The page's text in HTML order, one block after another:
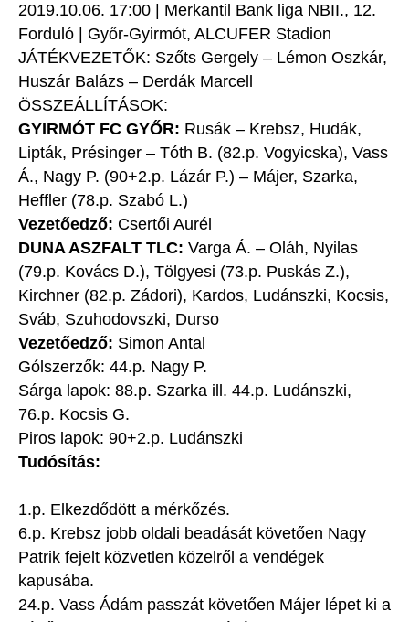
2019.10.06. 17:00 | Merkantil Bank liga NBII., 12.
Forduló | Győr-Gyirmót, ALCUFER Stadion
JÁTÉKVEZETŐK: Szőts Gergely – Lémon Oszkár,
Huszár Balázs – Derdák Marcell
ÖSSZEÁLLÍTÁSOK:
GYIRMÓT FC GYŐR: Rusák – Krebsz, Hudák,
Lipták, Présinger – Tóth B. (82.p. Vogyicska), Vass
Á., Nagy P. (90+2.p. Lázár P.) – Májer, Szarka,
Heffler (78.p. Szabó L.)
Vezetőedző: Csertői Aurél
DUNA ASZFALT TLC: Varga Á. – Oláh, Nyilas
(79.p. Kovács D.), Tölgyesi (73.p. Puskás Z.),
Kirchner (82.p. Zádori), Kardos, Ludánszki, Kocsis,
Sváb, Szuhodovszki, Durso
Vezetőedző: Simon Antal
Gólszerzők: 44.p. Nagy P.
Sárga lapok: 88.p. Szarka ill. 44.p. Ludánszki,
76.p. Kocsis G.
Piros lapok: 90+2.p. Ludánszki
Tudósítás:
1.p. Elkezdődött a mérkőzés.
6.p. Krebsz jobb oldali beadását követően Nagy
Patrik fejelt közvetlen közelről a vendégek
kapusába.
24.p. Vass Ádám passzát követően Májer lépet ki a